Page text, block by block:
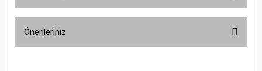
Önerileriniz